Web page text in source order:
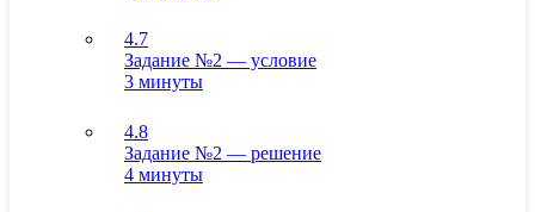
4.7
Задание №2 — условие
3 минуты
4.8
Задание №2 — решение
4 минуты